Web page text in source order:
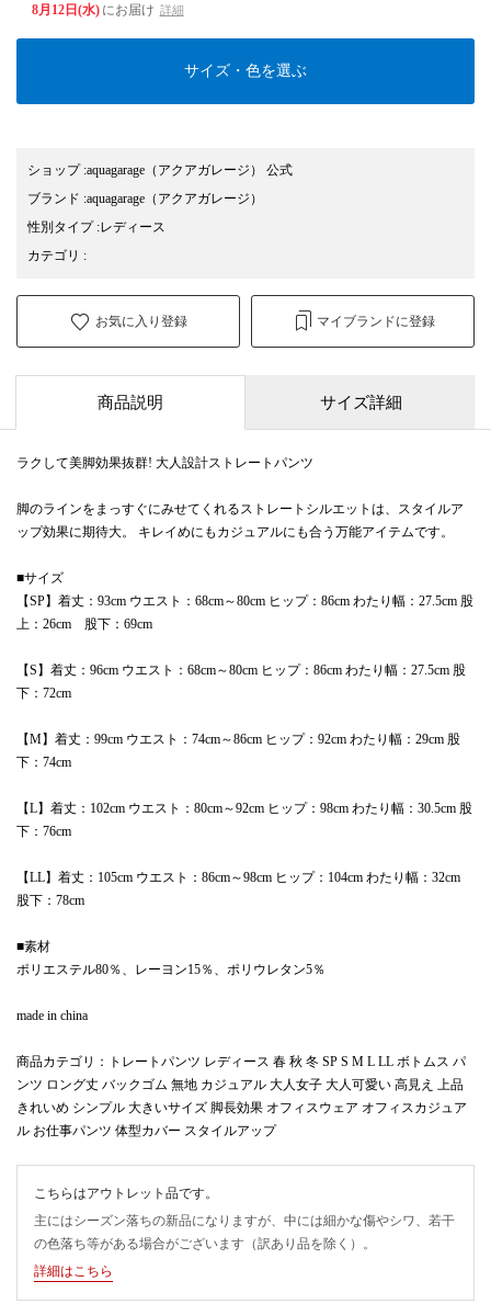
8月12日(水) にお届け 詳細
サイズ・色を選ぶ
ショップ:aquagarage（アクアガレージ） 公式
ブランド :aquagarage （アクアガレージ）
性別タイプ:レディース
カテゴリ :
お気に入り登録 マイブランドに登録
商品説明 サイズ詳細
ラクして美脚効果抜群! 大人設計ストレートパンツ
脚のラインをまっすぐにみせてくれるストレートシルエットは、スタイルア
ップ効果に期待大。 キレイめにもカジュアルにも合う万能アイテムです。
■サイズ
【SP】着丈：93cm ウエスト：68cm～80cm ヒップ：86cm わたり幅：27.5cm 股
上：26cm 股下：69cm
【S】着丈：96cm ウエスト：68cm～80cm ヒップ：86cm わたり幅：27.5cm 股
下：72cm
【M】着丈：99cm ウエスト：74cm～86cm ヒップ：92cm わたり幅：29cm 股
下：74cm
【L】着丈：102cm ウエスト：80cm～92cm ヒップ：98cm わたり幅：30.5cm 股
下：76cm
【LL】着丈：105cm ウエスト：86cm～98cm ヒップ：104cm わたり幅：32cm
股下：78cm
■素材
ポリエステル80％、レーヨン15％、ポリウレタン5％
made in china
商品カテゴリ：トレートパンツ レディース 春 秋 冬 SP S M L LL ボトムス パ
ンツ ロング丈 バックゴム 無地 カジュアル 大人女子 大人可愛い 高見え 上品
きれいめ シンプル 大きいサイズ 脚長効果 オフィスウェア オフィスカジュア
ル お仕事パンツ 体型カバー スタイルアップ
こちらはアウトレット品です。
主にはシーズン落ちの新品になりますが、中には細かな傷やシワ、若干
の色落ち等がある場合がございます（訳あり品を除く）。
詳細はこちら